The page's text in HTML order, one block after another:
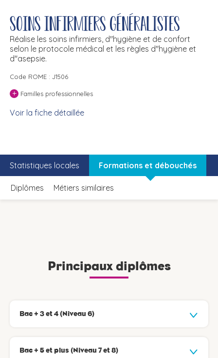
Soins infirmiers généralistes
Réalise les soins infirmiers, d''hygiène et de confort
selon le protocole médical et les règles d''hygiène et
d''asepsie.
Code ROME : J1506
+ Familles professionnelles
Voir la fiche détaillée
Statistiques locales Formations et débouchés
Diplômes Métiers similaires
Principaux diplômes
Bac + 3 et 4 (Niveau 6)
Bac + 5 et plus (Niveau 7 et 8)